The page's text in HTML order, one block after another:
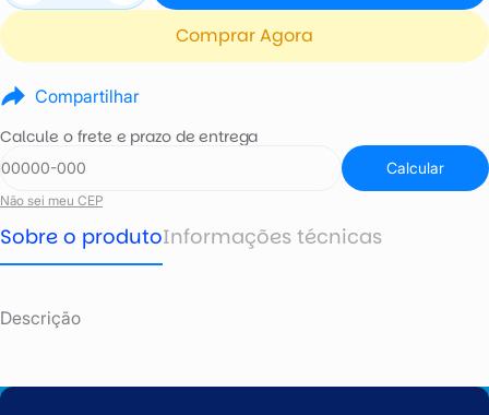
Comprar Agora
Compartilhar
Calcule o frete e prazo de entrega
Calcular
Não sei meu CEP
Sobre o produtoInformações técnicas
Descrição